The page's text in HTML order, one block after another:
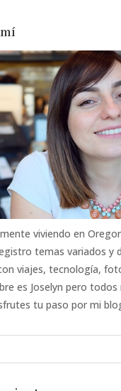
viviendo en
temas variados y
viajes, tecnología,
es Joselyn pero todos
tu paso por mi